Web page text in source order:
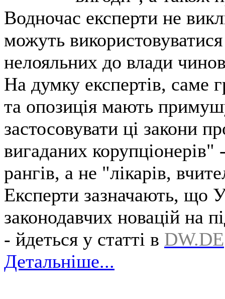
Водночас експерти не
можуть
нелояльних до влади
На думку експертів, саме
та опозиція мають
застосовувати ці закони
вигаданих
рангів, а не "лікарів,
Експерти зазначають, що
законодавчих новацій на
- йдеться у статті в DW.DE
Детальніше...